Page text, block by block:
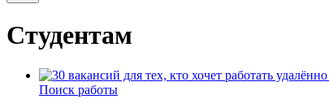
Студентам
Поиск работы